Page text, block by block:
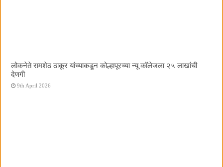
लोकनेते रामशेठ ठाकूर यांच्याकडून कोल्हापूरच्या न्यू कॉलेजला २५ लाखांची
देणगी
9th April 2026